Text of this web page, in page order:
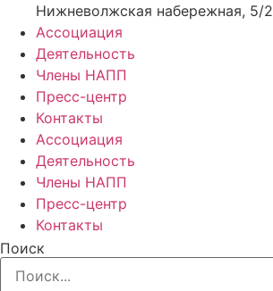
Нижневолжская набережная, 5/2
Ассоциация
Деятельность
Члены НАПП
Пресс-центр
Контакты
Ассоциация
Деятельность
Члены НАПП
Пресс-центр
Контакты
Поиск